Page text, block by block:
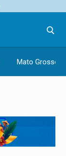
Mato Grosso